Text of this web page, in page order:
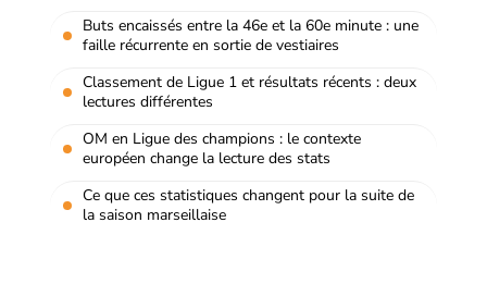
Buts encaissés entre la 46e et la 60e minute : une
faille récurrente en sortie de vestiaires
Classement de Ligue 1 et résultats récents : deux
lectures différentes
OM en Ligue des champions : le contexte
européen change la lecture des stats
Ce que ces statistiques changent pour la suite de
la saison marseillaise